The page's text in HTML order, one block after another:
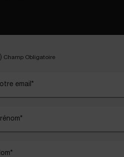
Champ Obligatoire
email *
*
*